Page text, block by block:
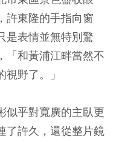
許東隆的手指向窗
是表情並無特別驚
「和黃浦江畔當然不
野了。」
似乎對寬廣的主臥更
了許久，還從整片鏡